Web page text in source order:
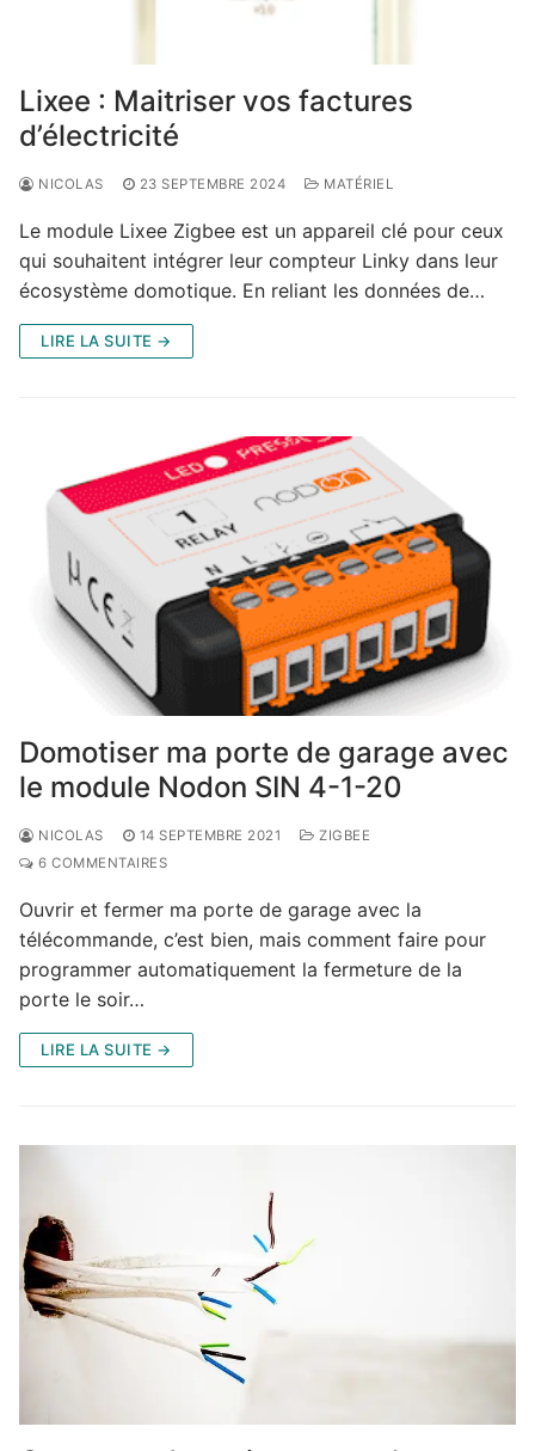
Lixee : Maitriser vos factures
d’électricité
NICOLAS 23 SEPTEMBRE 2024 MATÉRIEL
Le module Lixee Zigbee est un appareil clé pour ceux
qui souhaitent intégrer leur compteur Linky dans leur
écosystème domotique. En reliant les données de…
LIRE LA SUITE →
Domotiser ma porte de garage avec
le module Nodon SIN 4-1-20
NICOLAS 14 SEPTEMBRE 2021
ZIGBEE
6 COMMENTAIRES
Ouvrir et fermer ma porte de garage avec la
télécommande, c’est bien, mais comment faire pour
programmer automatiquement la fermeture de la
porte le soir…
LIRE LA SUITE →